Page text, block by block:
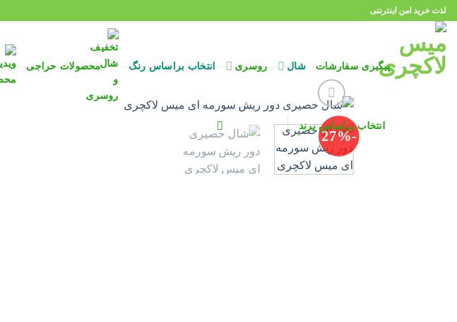
Skip
content
لذت خرید امن اینترنتی
پیگیری سفارشات شال روسری انتخاب براساس رنگ محصولات حراجی
انتخاب براساس برند
-27%